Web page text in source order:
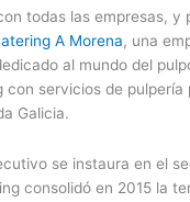
todas las empresas, y
A Morena, una
al mundo del
con servicios de pulpería
Galicia.
se instaura en el
consolidó en 2015 la